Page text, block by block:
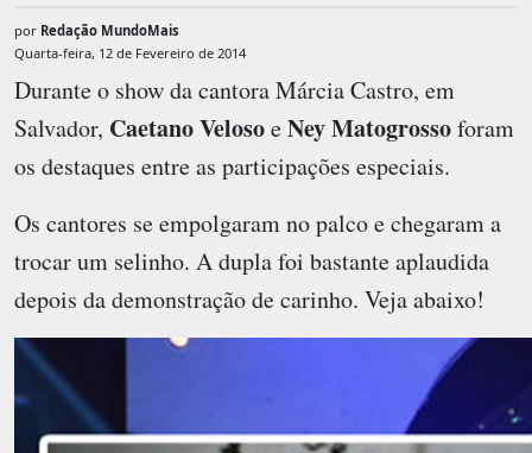
por Redação MundoMais
Quarta-feira, 12 de Fevereiro de 2014
Durante o show da cantora Márcia Castro, em
Salvador, Caetano VelosoeNey Matogrossoforam
os destaques entre as participações especiais.
Os cantores se empolgaram no palco e chegaram a
trocar um selinho. A dupla foi bastante aplaudida
depois da demonstração de carinho. Veja abaixo!